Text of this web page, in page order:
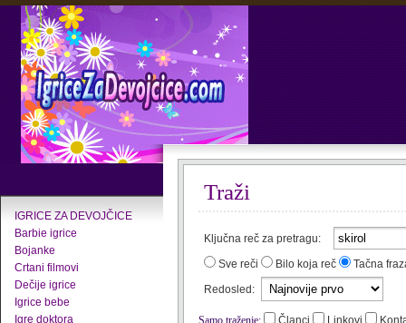
IGRICE ZA DEVOJČICE
Barbie igrice
Bojanke
Crtani filmovi
Dečije igrice
Igrice bebe
Igre doktora
Traži
Ključna reč za pretragu:
Sve reči
Bilo koja reč
Tačna
Redosled:
Samo traženje: Članci Linkovi